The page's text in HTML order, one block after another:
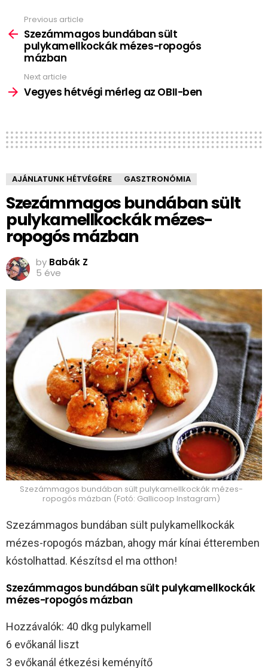
more
Previous article
Szezámmagos bundában sült
pulykamellkockák mézes-ropogós
mázban
Next article
Vegyes hétvégi mérleg az OBII-ben
AJÁNLATUNK HÉTVÉGÉRE GASZTRONÓMIA
Szezámmagos bundában sült
pulykamellkockák mézes-
ropogós mázban
by Babák Z
5 éve
Szezámmagos bundában sült pulykamellkockák mézes-
ropogós mázban (Fotó: Gallicoop Instagram)
Szezámmagos bundában sült pulykamellkockák
mézes-ropogós mázban, ahogy már kínai étteremben
kóstolhattad. Készítsd el ma otthon!
Szezámmagos bundában sült pulykamellkockák
mézes-ropogós mázban
Hozzávalók: 40 dkg pulykamell
6 evőkanál liszt
3 evőkanál étkezési keményítő